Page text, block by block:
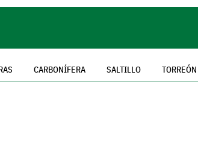
CARBONÍFERA SALTILLO TORREÓN